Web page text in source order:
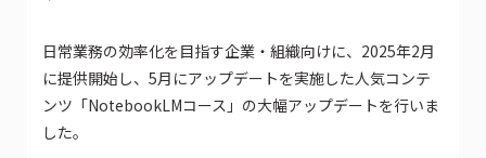
日常業務の効率化を目指す企業・組織向けに、2025年2月
に提供開始し、5月にアップデートを実施した人気コンテ
ンツ「NotebookLMコース」の大幅アップデートを行いま
した。